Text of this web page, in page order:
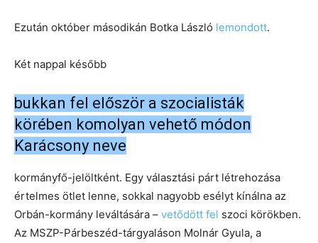
Ezután október másodikán Botka László lemondott.
Két nappal később
bukkan fel először a szocialisták
körében komolyan vehető módon
Karácsony neve
kormányfő-jelöltként. Egy választási párt létrehozása
értelmes ötlet lenne, sokkal nagyobb esélyt kínálna az
Orbán-kormány leváltására – vetődött fel szoci körökben.
Az MSZP-Párbeszéd-tárgyaláson Molnár Gyula, a